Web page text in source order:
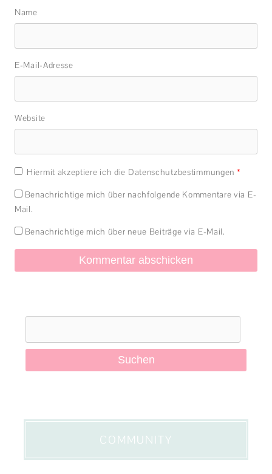
Name
E-Mail-Adresse
Website
Hiermit akzeptiere ich die Datenschutzbestimmungen *
Benachrichtige mich über nachfolgende Kommentare via E-
Mail.
Benachrichtige mich über neue Beiträge via E-Mail.
Suchen
COMMUNITY